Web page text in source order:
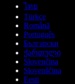
ไทย
Türkçe
Română
Português
Български
ქართული
Slovenčina
Slovenščina
Eesti